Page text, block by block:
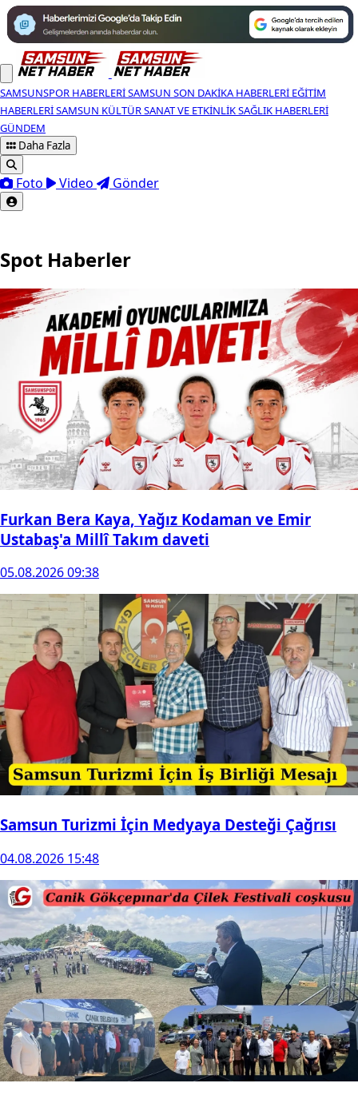
SAMSUNSPOR HABERLERISAMSUN SON DAKIKA HABERLERI EĞITIM
HABERLERISAMSUN KÜLTÜR SANAT VE ETKINLIKSAĞLIK HABERLERI
GÜNDEM
Daha Fazla
Foto Video Gönder
Spot Haberler
Furkan Bera Kaya, Yağız Kodaman ve Emir
Ustabaş'a Millî Takım daveti
05.08.2026 09:38
Samsun Turizmi İçin Medyaya Desteği Çağrısı
04.08.2026 15:48